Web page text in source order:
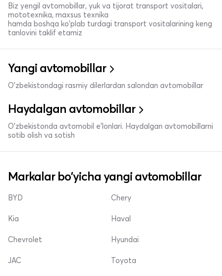
Biz yengil avtomobillar, yuk va tijorat transport vositalari,
mototexnika, maxsus texnika
hamda boshqa ko'plab turdagi transport vositalarining keng
tanlovini taklif etamiz
Yangi avtomobillar
O'zbekistondagi rasmiy dilerlardan salondan avtomobillar
Haydalgan avtomobillar
O'zbekistonda avtomobil e’lonlari. Haydalgan avtomobillarni
sotib olish va sotish
Markalar bo'yicha yangi avtomobillar
BYD
Kia
Chevrolet
Chery
Haval
Hyundai
JAC Toyota